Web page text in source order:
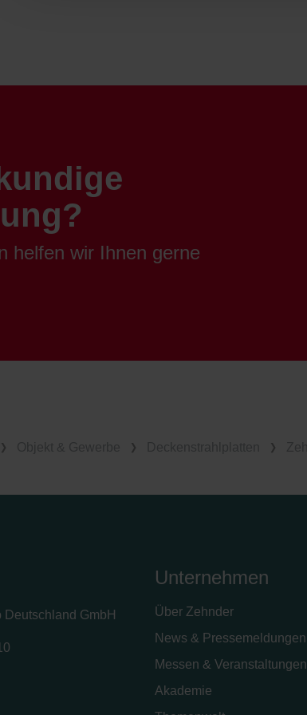
helfen wir Ihnen gerne
Deutschland GmbH
Unternehmen
Über Zehnder
News & Pressemeldungen
Messen & Veranstaltungen
Akademie